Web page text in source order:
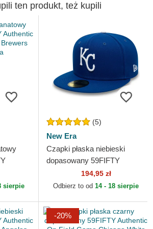
ten produkt, też kupili
sierpie
(5)
New Era
Czapki płaska niebieski
dopasowany 59FIFTY
Authentic On Field Kansas
City Royals MLB New Era
194,95 zł
Odbierz to od 14 - 18 sierpie
-20%